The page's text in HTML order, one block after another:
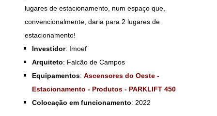
lugares de estacionamento, num espaço que,
convencionalmente, daria para 2 lugares de
estacionamento!
Investidor: Imoef
Arquiteto: Falcão de Campos
Equipamentos: Ascensores do Oeste -
Estacionamento - Produtos - PARKLIFT 450
Colocação em funcionamento: 2022